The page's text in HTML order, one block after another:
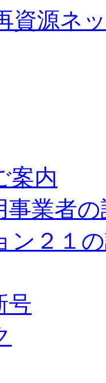
資源ネ
案内
事業者
ン２１
号